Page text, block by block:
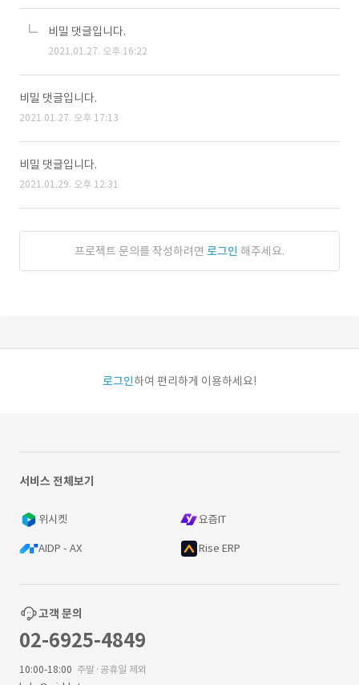
비밀 댓글입니다.
2021.01.27. 오후 16:22
비밀 댓글입니다.
2021.01.27. 오후 17:13
비밀 댓글입니다.
2021.01.29. 오후 12:31
프로젝트 문의를 작성하려면 로그인 해주세요.
로그인하여 편리하게 이용하세요!
서비스 전체보기
위시켓 요즘IT
AIDP - AX Rise ERP
고객 문의
02-6925-4849
10:00-18:00 주말·공휴일 제외